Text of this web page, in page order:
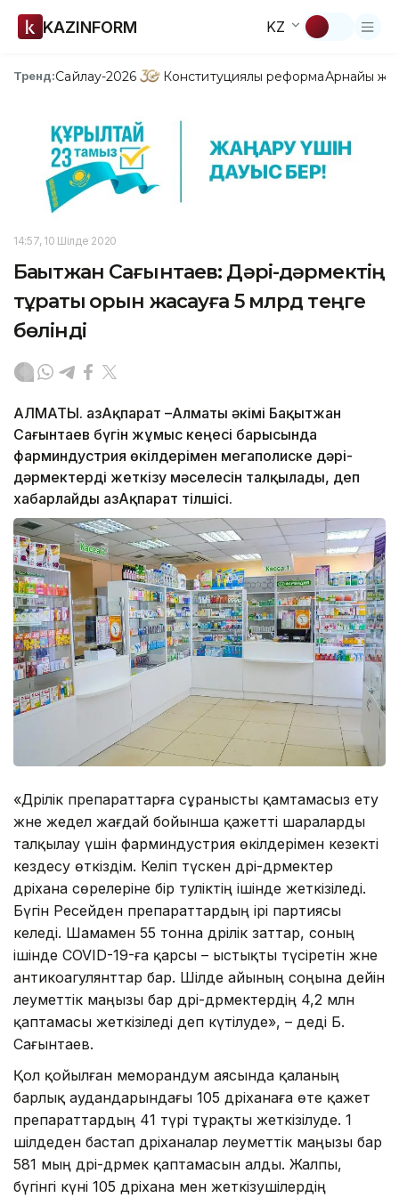
KAZINFORM KZ
Тренд:Сайлау-2026 Конституциялық реформаАрнайы
14:57, 10 Шілде 2020
Бақытжан Сағынтаев: Дәрі-дәрмектің
тұрақты қорын жасауға 5 млрд теңге
бөлінді
АЛМАТЫ. ҚазАқпарат –Алматы әкімі Бақытжан
Сағынтаев бүгін жұмыс кеңесі барысында
фарминдустрия өкілдерімен мегаполиске дәрі-
дәрмектерді жеткізу мәселесін талқылады, деп
хабарлайды ҚазАқпарат тілшісі.
«Дәрілік препараттарға сұранысты қамтамасыз ету
және жедел жағдай бойынша қажетті шараларды
талқылау үшін фарминдустрия өкілдерімен кезекті
кездесу өткіздім. Келіп түскен дәрі-дәрмектер
дәріхана сөрелеріне бір тәуліктің ішінде жеткізіледі.
Бүгін Ресейден препараттардың ірі партиясы
келеді. Шамамен 55 тонна дәрілік заттар, соның
ішінде COVID-19-ға қарсы – ыстықты түсіретін және
антикоагулянттар бар. Шілде айының соңына дейін
әлеуметтік маңызы бар дәрі-дәрмектердің 4,2 млн
қаптамасы жеткізіледі деп күтілуде», – деді Б.
Сағынтаев.
Қол қойылған меморандум аясында қаланың
барлық аудандарындағы 105 дәріханаға өте қажет
препараттардың 41 түрі тұрақты жеткізілуде. 1
шілдеден бастап дәріханалар әлеуметтік маңызы бар
581 мың дәрі-дәрмек қаптамасын алды. Жалпы,
бүгінгі күні 105 дәріхана мен жеткізушілердің